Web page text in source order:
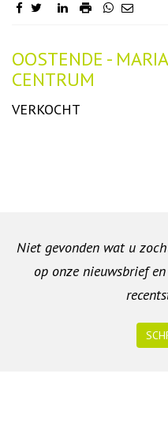
Omschrijving
OOSTENDE -
CENTRUM
VERKOCHT
Niet gevonden wat u
op onze nieuwsbrief